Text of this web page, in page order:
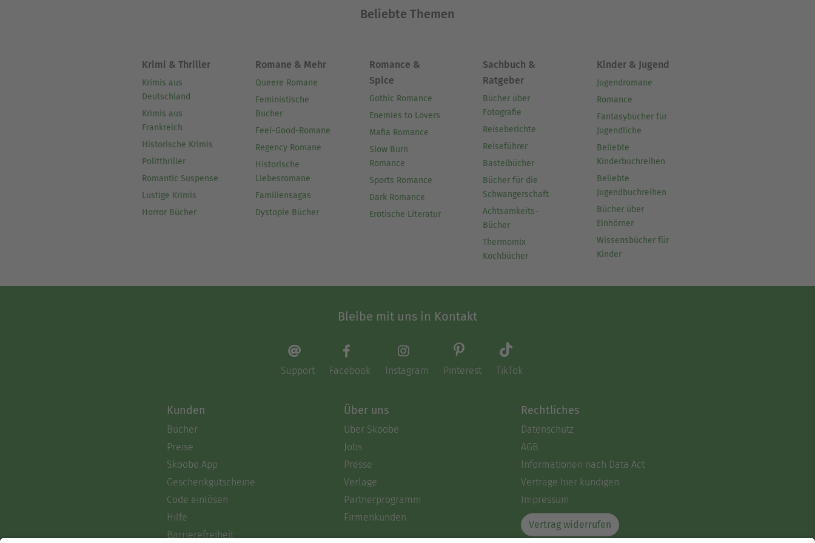
Beliebte Themen
Krimi & Thriller
Krimis aus
Deutschland
Krimis aus
Frankreich
Historische Krimis
Politthriller
Romantic Suspense
Lustige Krimis
Horror Bücher
Romane & Mehr
Queere Romane
Feministische
Bücher
Feel-Good-Romane
Regency Romane
Historische
Liebesromane
Familiensagas
Dystopie Bücher
Romance &
Spice
Gothic Romance
Enemies to Lovers
Mafia Romance
Slow Burn
Romance
Sports Romance
Dark Romance
Erotische Literatur
Sachbuch &
Ratgeber
Bücher über
Fotografie
Reiseberichte
Reiseführer
Bastelbücher
Bücher für die
Schwangerschaft
Achtsamkeits-
Bücher
Thermomix
Kochbücher
Kinder & Jugend
Jugendromane
Romance
Fantasybücher für
Jugendliche
Beliebte
Kinderbuchreihen
Beliebte
Jugendbuchreihen
Bücher über
Einhörner
Wissensbücher für
Kinder
Bleibe mit uns in Kontakt
Support Facebook Instagram Pinterest TikTok
Kunden
Bücher
Preise
Skoobe App
Geschenkgutscheine
Code einlösen
Hilfe
Barrierefreiheit
Über uns
Über Skoobe
Jobs
Presse
Verlage
Partnerprogramm
Firmenkunden
Rechtliches
Datenschutz
AGB
Informationen nach Data Act
Verträge hier kündigen
Impressum
Vertrag widerrufen